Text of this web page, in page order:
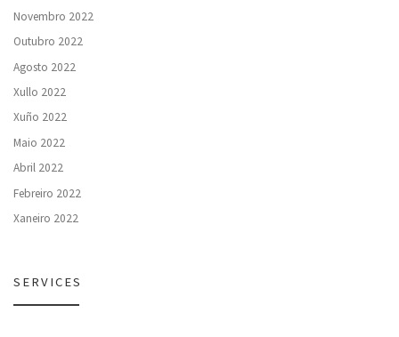
Novembro 2022
Outubro 2022
Agosto 2022
Xullo 2022
Xuño 2022
Maio 2022
Abril 2022
Febreiro 2022
Xaneiro 2022
SERVICES